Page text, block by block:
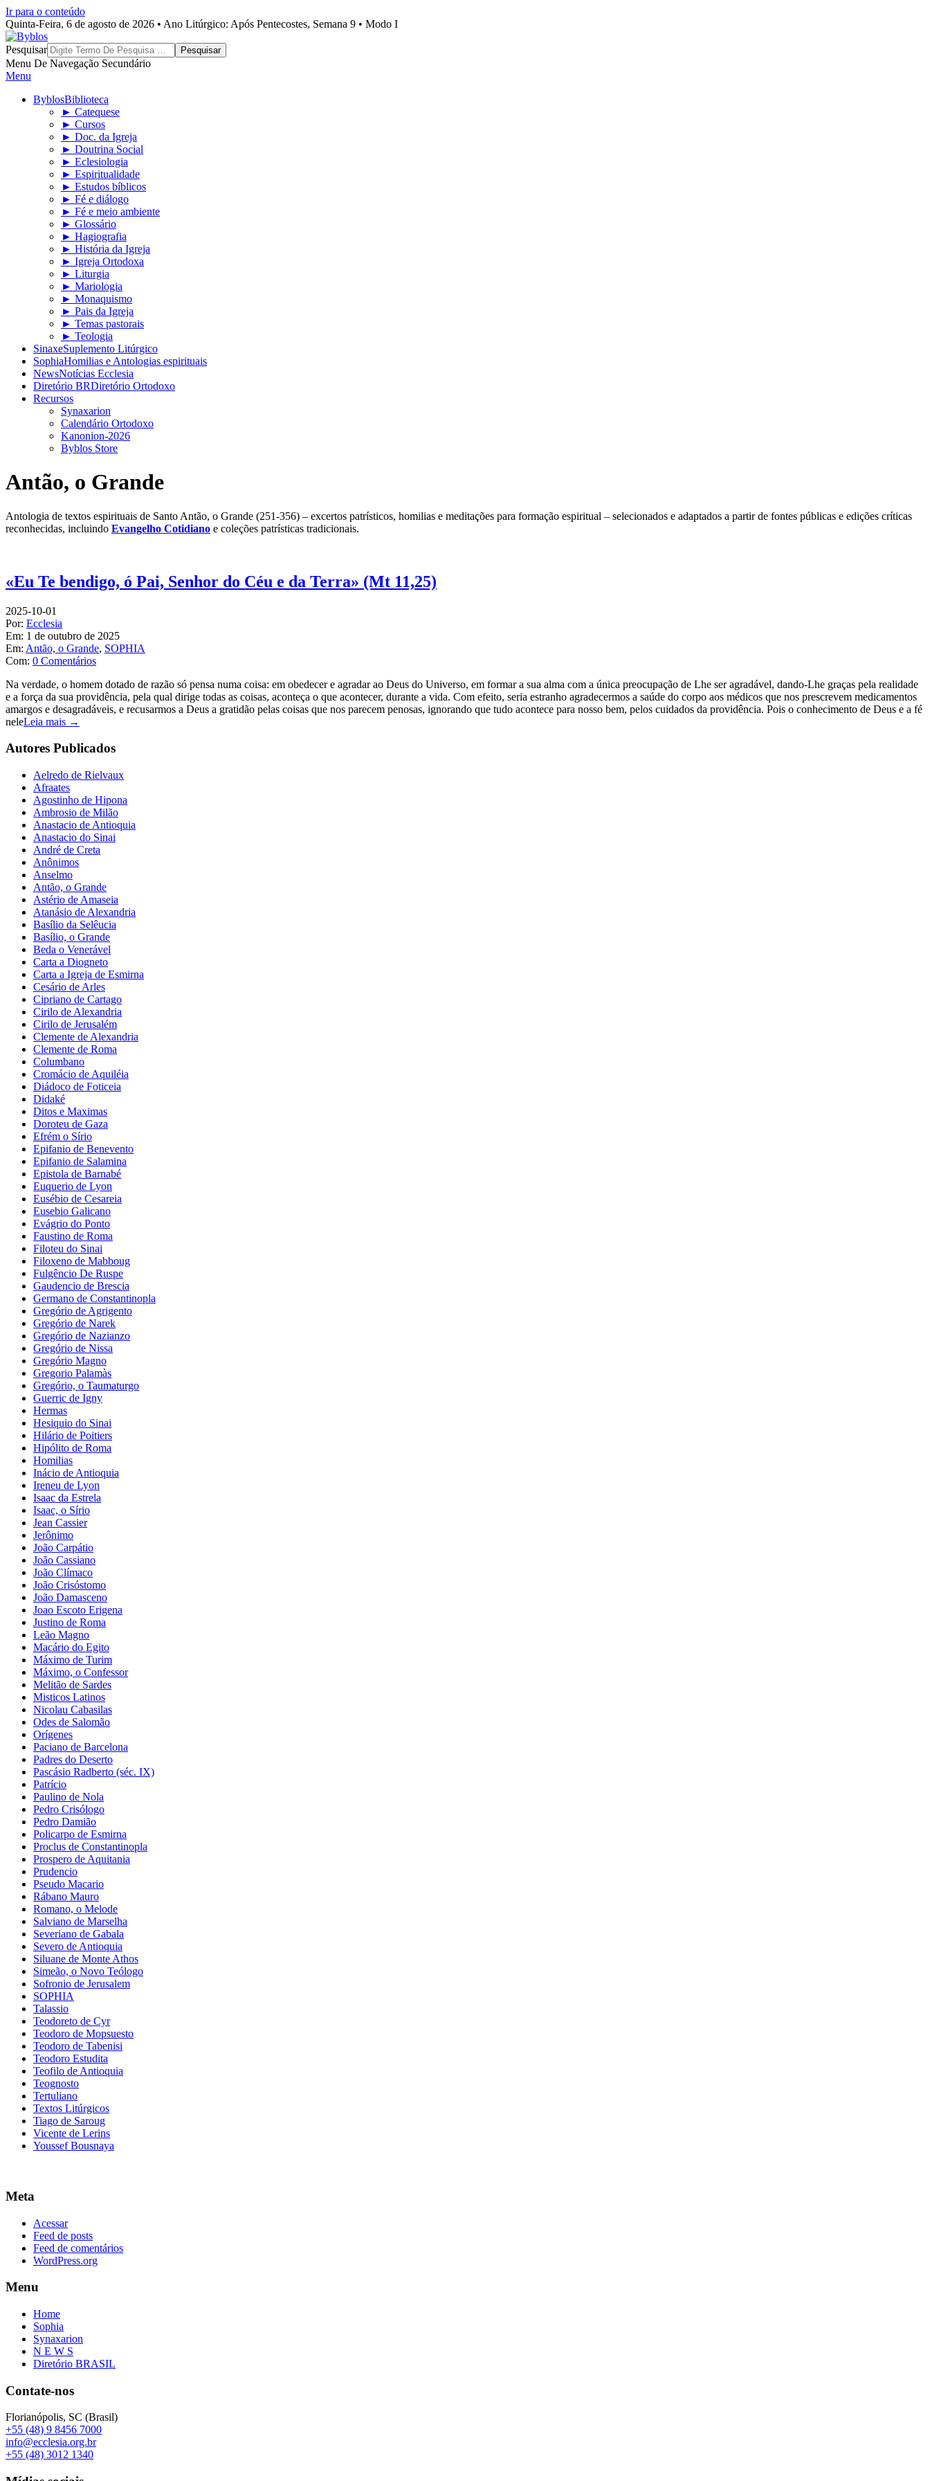
Ir para o conteúdo
Quinta-Feira, 6 de agosto de 2026 • Ano Litúrgico: Após Pentecostes, Semana 9 • Modo I
Byblos
Pesquisar
Menu De Navegação Secundário
Menu
ByblosBiblioteca
► Catequese
► Cursos
► Doc. da Igreja
► Doutrina Social
► Eclesiologia
► Espiritualidade
► Estudos bíblicos
► Fé e diálogo
► Fé e meio ambiente
► Glossário
► Hagiografia
► História da Igreja
► Igreja Ortodoxa
► Liturgia
► Mariologia
► Monaquismo
► Pais da Igreja
► Temas pastorais
► Teologia
SinaxeSuplemento Litúrgico
SophiaHomilias e Antologias espirituais
NewsNotícias Ecclesia
Diretório BRDiretório Ortodoxo
Recursos
Synaxarion
Calendário Ortodoxo
Kanonion-2026
Byblos Store
Antão, o Grande
Antologia de textos espirituais de Santo Antão, o Grande (251-356) – excertos patrísticos, homilias e meditações para formação espiritual – selecionados e adaptados a partir de fontes públicas e edições críticas
reconhecidas, incluindo Evangelho Cotidiano e coleções patrísticas tradicionais.
«Eu Te bendigo, ó Pai, Senhor do Céu e da Terra» (Mt 11,25)
2025-10-01
Por: Ecclesia
Em: 1 de outubro de 2025
Em: Antão, o Grande, SOPHIA
Com: 0 Comentários
Na verdade, o homem dotado de razão só pensa numa coisa: em obedecer e agradar ao Deus do Universo, em formar a sua alma com a única preocupação de Lhe ser agradável, dando-Lhe graças pela realidade
e a força da sua providência, pela qual dirige todas as coisas, aconteça o que acontecer, durante a vida. Com efeito, seria estranho agradecermos a saúde do corpo aos médicos que nos prescrevem medicamentos
amargos e desagradáveis, e recusarmos a Deus a gratidão pelas coisas que nos parecem penosas, ignorando que tudo acontece para nosso bem, pelos cuidados da providência. Pois o conhecimento de Deus e a fé
neleLeia mais →
Autores Publicados
Aelredo de Rielvaux
Afraates
Agostinho de Hipona
Ambrosio de Milão
Anastacio de Antioquia
Anastacio do Sinai
André de Creta
Anônimos
Anselmo
Antão, o Grande
Astério de Amaseia
Atanásio de Alexandria
Basílio da Selêucia
Basílio, o Grande
Beda o Venerável
Carta a Diogneto
Carta a Igreja de Esmirna
Cesário de Arles
Cipriano de Cartago
Cirilo de Alexandria
Cirilo de Jerusalém
Clemente de Alexandria
Clemente de Roma
Columbano
Cromácio de Aquiléia
Diádoco de Foticeia
Didaké
Ditos e Maximas
Doroteu de Gaza
Efrém o Sírio
Epifanio de Benevento
Epifanio de Salamina
Epistola de Barnabé
Euquerio de Lyon
Eusébio de Cesareia
Eusebio Galicano
Evágrio do Ponto
Faustino de Roma
Filoteu do Sinai
Filoxeno de Mabboug
Fulgêncio De Ruspe
Gaudencio de Brescia
Germano de Constantinopla
Gregório de Agrigento
Gregório de Narek
Gregório de Nazianzo
Gregório de Nissa
Gregório Magno
Gregorio Palamàs
Gregório, o Taumaturgo
Guerric de Igny
Hermas
Hesiquio do Sinai
Hilário de Poitiers
Hipólito de Roma
Homilias
Inácio de Antioquia
Ireneu de Lyon
Isaac da Estrela
Isaac, o Sírio
Jean Cassier
Jerônimo
João Carpátio
João Cassiano
João Clímaco
João Crisóstomo
João Damasceno
Joao Escoto Erigena
Justino de Roma
Leão Magno
Macário do Egito
Máximo de Turim
Máximo, o Confessor
Melitão de Sardes
Misticos Latinos
Nicolau Cabasilas
Odes de Salomão
Orígenes
Paciano de Barcelona
Padres do Deserto
Pascásio Radberto (séc. IX)
Patrício
Paulino de Nola
Pedro Crisólogo
Pedro Damião
Policarpo de Esmirna
Proclus de Constantinopla
Prospero de Aquitania
Prudencio
Pseudo Macario
Rábano Mauro
Romano, o Melode
Salviano de Marselha
Severiano de Gabala
Severo de Antioquia
Siluane de Monte Athos
Simeão, o Novo Teólogo
Sofronio de Jerusalem
SOPHIA
Talassio
Teodoreto de Cyr
Teodoro de Mopsuesto
Teodoro de Tabenisi
Teodoro Estudita
Teofilo de Antioquia
Teognosto
Tertuliano
Textos Litúrgicos
Tiago de Saroug
Vicente de Lerins
Youssef Bousnaya
Meta
Acessar
Feed de posts
Feed de comentários
WordPress.org
Menu
Home
Sophia
Synaxarion
N E W S
Diretório BRASIL
Contate-nos
Florianópolis, SC (Brasil)
+55 (48) 9 8456 7000
info@ecclesia.org.br
+55 (48) 3012 1340